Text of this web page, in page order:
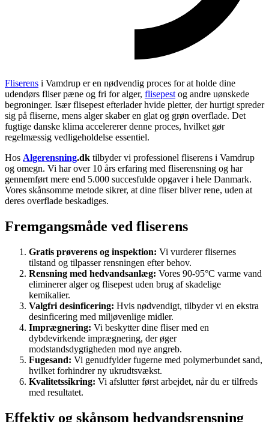
Fliserens i Vamdrup er en nødvendig proces for at holde dine
udendørs fliser pæne og fri for alger, flisepest og andre uønskede
begroninger. Især flisepest efterlader hvide pletter, der hurtigt spreder
sig på fliserne, mens alger skaber en glat og grøn overflade. Det
fugtige danske klima accelererer denne proces, hvilket gør
regelmæssig vedligeholdelse essentiel.
Hos Algerensning.dk tilbyder vi professionel fliserens i Vamdrup
og omegn. Vi har over 10 års erfaring med fliserensning og har
gennemført mere end 5.000 succesfulde opgaver i hele Danmark.
Vores skånsomme metode sikrer, at dine fliser bliver rene, uden at
deres overflade beskadiges.
Fremgangsmåde ved fliserens
Gratis prøverens og inspektion: Vi vurderer flisernes
tilstand og tilpasser rensningen efter behov.
Rensning med hedvandsanlæg: Vores 90-95°C varme vand
eliminerer alger og flisepest uden brug af skadelige
kemikalier.
Valgfri desinficering: Hvis nødvendigt, tilbyder vi en ekstra
desinficering med miljøvenlige midler.
Imprægnering: Vi beskytter dine fliser med en
dybdevirkende imprægnering, der øger
modstandsdygtigheden mod nye angreb.
Fugesand: Vi genudfylder fugerne med polymerbundet sand,
hvilket forhindrer ny ukrudtsvækst.
Kvalitetssikring: Vi afslutter først arbejdet, når du er tilfreds
med resultatet.
Effektiv og skånsom hedvandsrensning